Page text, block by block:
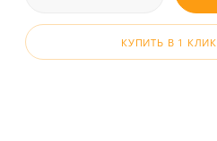
КУПИТЬ В 1 КЛИК